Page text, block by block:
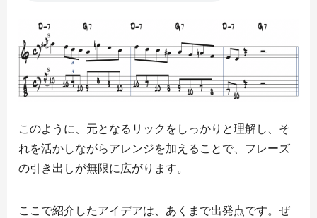
このように、元となるリックをしっかりと理解し、そ
れを活かしながらアレンジを加えることで、フレーズ
の引き出しが無限に広がります。
ここで紹介したアイデアは、あくまで出発点です。ぜ